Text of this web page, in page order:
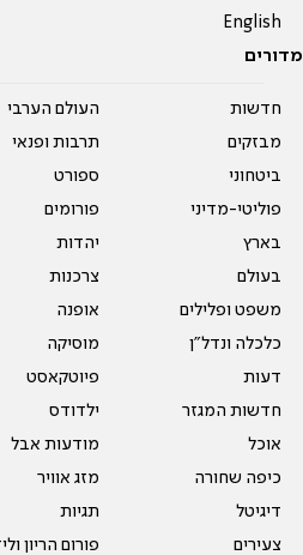
English
מדורים
חדשות
מבזקים
ביטחוני
פוליטי-מדיני
בארץ
בעולם
משפט ופלילים
כלכלה ונדל"ן
דעות
חדשות המגזר
אוכל
כיפה שחורה
דיגיטל
צעירים
העולם הערבי
תרבות ופנאי
ספורט
פורומים
יהדות
צרכנות
אופנה
מוסיקה
פיוטקאסט
ילדודס
מודעות אבל
מזג אוויר
תגיות
פורום הריון